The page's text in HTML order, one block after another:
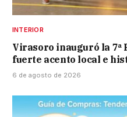
INTERIOR
Virasoro inauguró la 7ª
fuerte acento local e
6 de agosto de 2026